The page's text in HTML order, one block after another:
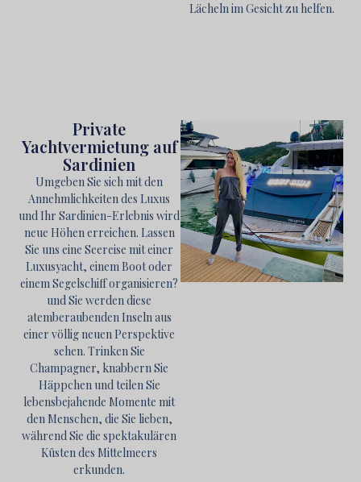
Lächeln im Gesicht zu helfen.
Private
Yachtvermietung auf
Sardinien
Umgeben Sie sich mit den
Annehmlichkeiten des Luxus
und Ihr Sardinien-Erlebnis wird
neue Höhen erreichen. Lassen
Sie uns eine Seereise mit einer
Luxusyacht, einem Boot oder
einem Segelschiff organisieren?
und Sie werden diese
atemberaubenden Inseln aus
einer völlig neuen Perspektive
sehen. Trinken Sie
Champagner, knabbern Sie
Häppchen und teilen Sie
lebensbejahende Momente mit
den Menschen, die Sie lieben,
während Sie die spektakulären
Küsten des Mittelmeers
erkunden.